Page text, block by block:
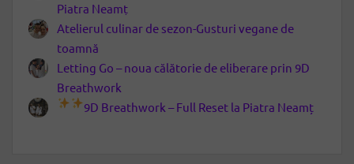
Piatra Neamț
Atelierul culinar de sezon-Gusturi vegane de
toamnă
Letting Go – noua călătorie de eliberare prin 9D
Breathwork
9D Breathwork – Full Reset la Piatra Neamț